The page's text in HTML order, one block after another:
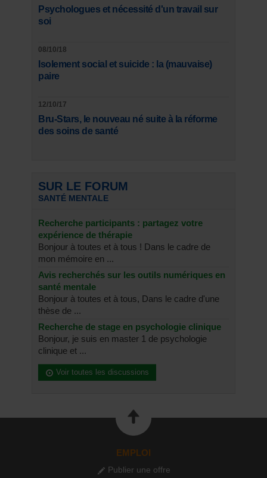
Psychologues et nécessité d'un travail sur
soi
08/10/18
Isolement social et suicide : la (mauvaise)
paire
12/10/17
Bru-Stars, le nouveau né suite à la réforme
des soins de santé
SUR LE FORUM
SANTÉ MENTALE
Recherche participants : partagez votre
expérience de thérapie
Bonjour à toutes et à tous ! Dans le cadre de
mon mémoire en ...
Avis recherchés sur les outils numériques en
santé mentale
Bonjour à toutes et à tous, Dans le cadre d'une
thèse de ...
Recherche de stage en psychologie clinique
Bonjour, je suis en master 1 de psychologie
clinique et ...
Voir toutes les discussions
EMPLOI
Publier une offre